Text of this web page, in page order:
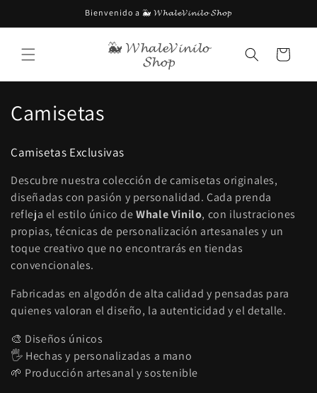
al contenido
Bienvenido a 🐳 𝓦𝓱𝓪𝓵𝓮𝓥𝓲𝓷𝓲𝓵𝓸 𝓢𝓱𝓸𝓹
🐳 𝓦𝓱𝓪𝓵𝓮𝓥𝓲𝓷𝓲𝓵𝓸
𝓢𝓱𝓸𝓹 Carrito
C
e
c
c
i
ó
n
:
Camisetas
Camisetas Exclusivas
Descubre nuestra colección de camisetas originales,
diseñadas con pasión y personalidad. Cada prenda
refleja el estilo único deWhale Vinilo, con ilustraciones
propias, técnicas de personalización artesanales y un
toque creativo que no encontrarás en tiendas
convencionales.
Fabricadas en algodón de alta calidad y pensadas para
quienes valoran el diseño, la autenticidad y el detalle.
🎨 Diseños únicos
🖐️ Hechas y personalizadas a mano
🌱 Producción artesanal y sostenible